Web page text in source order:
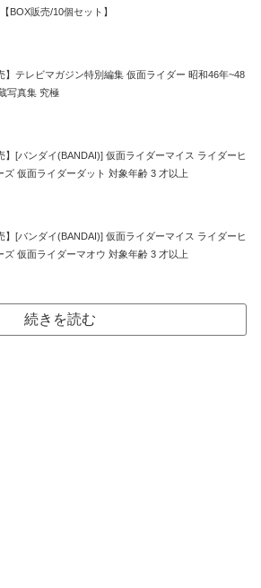
BOX販売/10個セット】
】テレビマガジン特別編集 仮面ライダー 昭和46年~48
写真集 究極
】[バンダイ(BANDAI)] 仮面ライダーマイス ライダーヒ
ズ 仮面ライダーダット 対象年齢 3 才以上
】[バンダイ(BANDAI)] 仮面ライダーマイス ライダーヒ
ズ 仮面ライダーマオウ 対象年齢 3 才以上
続きを読む